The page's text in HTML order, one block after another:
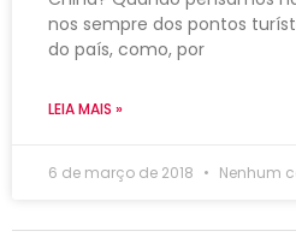
nos sempre dos pontos
do país, como, por
LEIA MAIS »
6 de março de 2018 Nenhum